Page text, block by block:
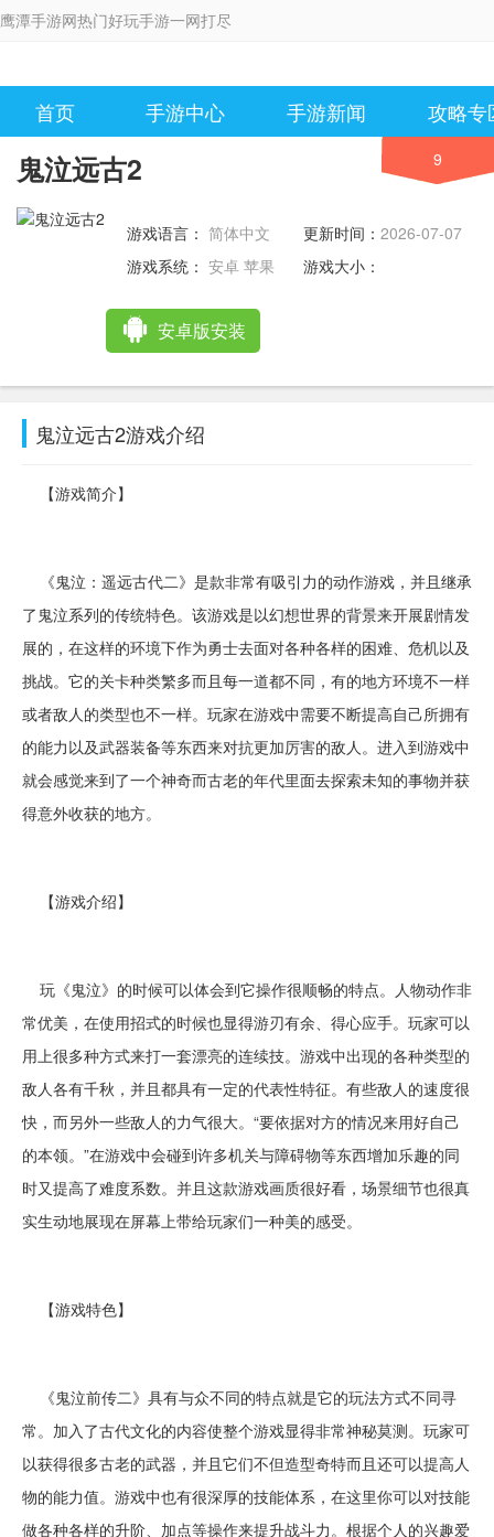
鹰潭手游网热门好玩手游一网打尽
首页 手游中心 手游新闻 攻略专
鬼泣远古2 9
游戏语言： 简体中文 更新时间： 2026-07-07
10:59:12
游戏系统： 安卓 苹果 游戏大小：
安卓版安装
鬼泣远古2游戏介绍
【游戏简介】
《鬼泣：遥远古代二》是款非常有吸引力的动作游戏，并且继承
了鬼泣系列的传统特色。该游戏是以幻想世界的背景来开展剧情发
展的，在这样的环境下作为勇士去面对各种各样的困难、危机以及
挑战。它的关卡种类繁多而且每一道都不同，有的地方环境不一样
或者敌人的类型也不一样。玩家在游戏中需要不断提高自己所拥有
的能力以及武器装备等东西来对抗更加厉害的敌人。进入到游戏中
就会感觉来到了一个神奇而古老的年代里面去探索未知的事物并获
得意外收获的地方。
【游戏介绍】
玩《鬼泣》的时候可以体会到它操作很顺畅的特点。人物动作非
常优美，在使用招式的时候也显得游刃有余、得心应手。玩家可以
用上很多种方式来打一套漂亮的连续技。游戏中出现的各种类型的
敌人各有千秋，并且都具有一定的代表性特征。有些敌人的速度很
快，而另外一些敌人的力气很大。“要依据对方的情况来用好自己
的本领。”在游戏中会碰到许多机关与障碍物等东西增加乐趣的同
时又提高了难度系数。并且这款游戏画质很好看，场景细节也很真
实生动地展现在屏幕上带给玩家们一种美的感受。
【游戏特色】
《鬼泣前传二》具有与众不同的特点就是它的玩法方式不同寻
常。加入了古代文化的内容使整个游戏显得非常神秘莫测。玩家可
以获得很多古老的武器，并且它们不但造型奇特而且还可以提高人
物的能力值。游戏中也有很深厚的技能体系，在这里你可以对技能
做各种各样的升阶、加点等操作来提升战斗力。根据个人的兴趣爱